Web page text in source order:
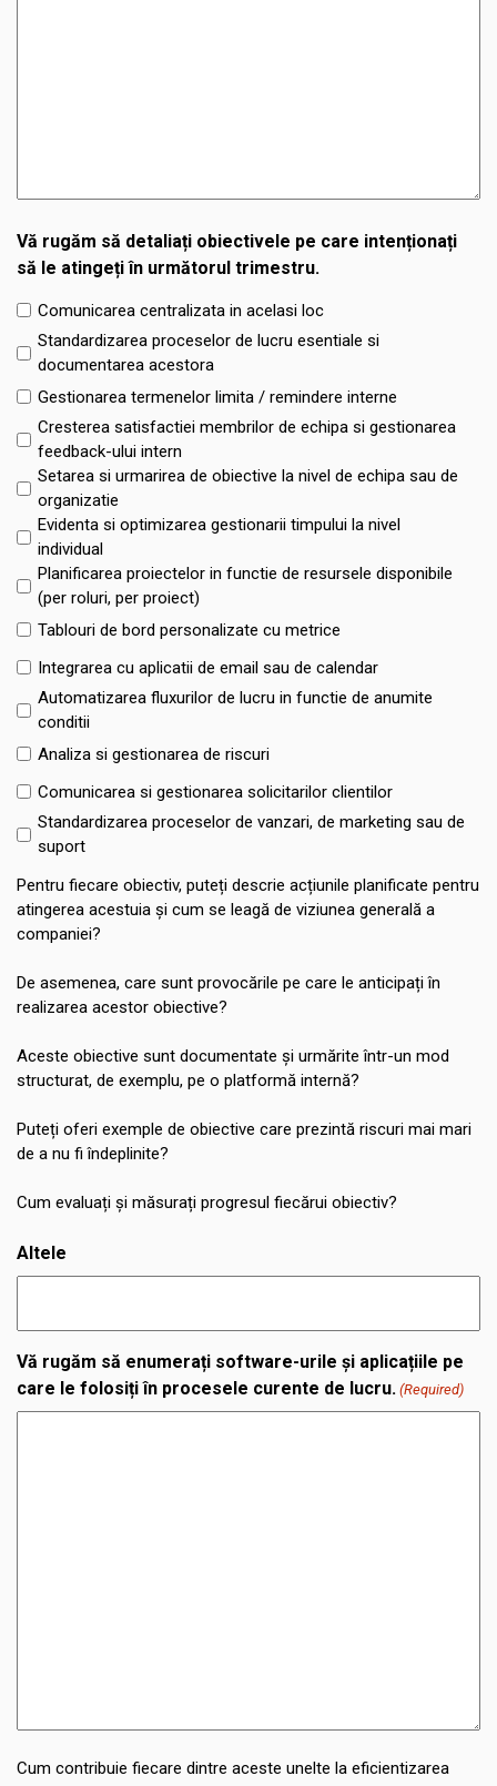
Vă rugăm să detaliați obiectivele pe care intenționați
să le atingeți în următorul trimestru.
Comunicarea centralizata in acelasi loc
Standardizarea proceselor de lucru esentiale si
documentarea acestora
Gestionarea termenelor limita / remindere interne
Cresterea satisfactiei membrilor de echipa si gestionarea
feedback-ului intern
Setarea si urmarirea de obiective la nivel de echipa sau de
organizatie
Evidenta si optimizarea gestionarii timpului la nivel
individual
Planificarea proiectelor in functie de resursele disponibile
(per roluri, per proiect)
Tablouri de bord personalizate cu metrice
Integrarea cu aplicatii de email sau de calendar
Automatizarea fluxurilor de lucru in functie de anumite
conditii
Analiza si gestionarea de riscuri
Comunicarea si gestionarea solicitarilor clientilor
Standardizarea proceselor de vanzari, de marketing sau de
suport
Pentru fiecare obiectiv, puteți descrie acțiunile planificate pentru
atingerea acestuia și cum se leagă de viziunea generală a
companiei?
De asemenea, care sunt provocările pe care le anticipați în
realizarea acestor obiective?
Aceste obiective sunt documentate și urmărite într-un mod
structurat, de exemplu, pe o platformă internă?
Puteți oferi exemple de obiective care prezintă riscuri mai mari
de a nu fi îndeplinite?
Cum evaluați și măsurați progresul fiecărui obiectiv?
Altele
Vă rugăm să enumerați software-urile și aplicațiile pe
care le folosiți în procesele curente de lucru. (Required)
Cum contribuie fiecare dintre aceste unelte la eficientizarea